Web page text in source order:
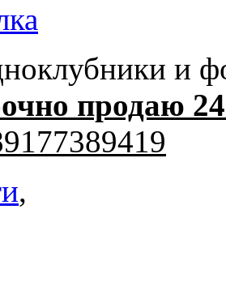
и
продаю
,